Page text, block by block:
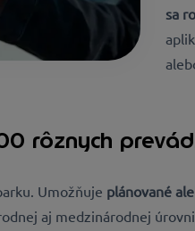
sa
rôznych
Umožňuje plánované
aj medzinárodnej úrovni.